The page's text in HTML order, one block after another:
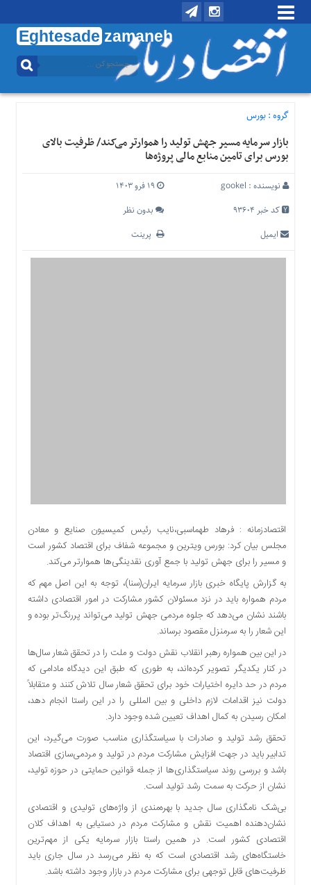
Eghtesade zamaneh
منوی
تماس
درباره
منوی
خانه
اقتصادی
اجتماعی
معدن
نفت
فناوری
منظقه
دسترسی
سریع
تماس
درباره
کتاب
پلیس،امنیت
گرایی
رسید
گروه :بورس
بازار سرمایه مسیر جهش تولید را هموارتر می‌کند/ ظرفیت بالای
بورس برای تامین منابع مالی پروژه‌ها
نویسنده : gookel
۱۹ فرو ۱۴۰۳
کد خبر 93604
بدون نظر
ایمیل
پرینت
اقتصادزمانه : فرهاد طهماسبی،نایب رئیس کمیسیون صنایع و معادن
مجلس بیان کرد: بورس ویترین و مجموعه شفاف برای اقتصاد کشور است
و مسیر را برای جهش تولید با جمع آوری نقدینگی‌ها هموارتر می‌کند.
به گزارش پایگاه خبری بازار سرمایه ایران(سنا)، توجه به این اصل مهم که
مردم همواره باید در نزد مسئولان کشور مشارکت در امور اقتصادی داشته
باشند نشان می‌دهد که جلوه مردمی جهش تولید می‌تواند پررنگ‌تر بوده و
این شعار را به سرمنزل مقصود برساند.
در این بین همواره رهبر انقلاب نقش دولت و ملت را در تحقق شعار سال‌ها
در کنار یکدیگر تصویر کرده‌اند، به طوری که طبق این دیدگاه مادامی که
مردم در حد دایره اختیارات خود برای تحقق شعار سال تلاش کنند و متقابلاً
دولت نیز اقدامات لازم داخلی و بین المللی را در این راستا انجام دهد،
امکان رسیدن به کمال اهداف تعیین شده وجود دارد.
تحقق رشد تولید و صادرات با سیاستگذاری مناسب صورت می‌گیرد، این
تدابیر باید در جهت افزایش مشارکت مردم در تولید و مردمی‌سازی اقتصاد
باشد و بررسی روند سیاستگذاری‌ها از جمله قوانین حمایتی در حوزه تولید،
نشان از حرکت به سمت رشد تولید است.
بی‌شک نامگذاری سال جدید با بهره‌مندی از واژه‌های تولیدی و اقتصادی
نشان‌دهنده اهمیت نقش و مشارکت مردم در دستیابی به اهداف کلان
اقتصادی کشور است. در همین راستا بازار سرمایه یکی از مهم‌ترین
خاستگاه‌های رشد اقتصادی است که به نظر می‌رسد در سال جاری باید
ظرفیت‌های قابل توجهی برای مشارکت مردم در بازار وجود داشته باشد.